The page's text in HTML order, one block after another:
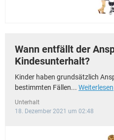
Wann entfällt der
Kindesunterhalt?
Kinder haben grundsätzlich
bestimmten Fällen... Weiterlesen
Unterhalt
18. Dezember 2021 um 02:48